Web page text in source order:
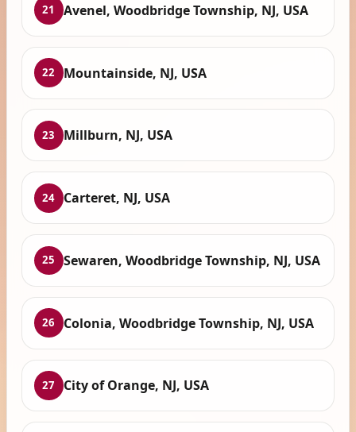
21 Avenel, Woodbridge Township, NJ, USA
22 Mountainside, NJ, USA
23 Millburn, NJ, USA
24 Carteret, NJ, USA
25 Sewaren, Woodbridge Township, NJ, USA
26 Colonia, Woodbridge Township, NJ, USA
27 City of Orange, NJ, USA